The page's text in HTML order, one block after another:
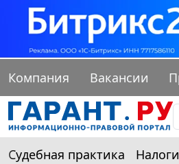
Компания Вакансии
Судебная практика